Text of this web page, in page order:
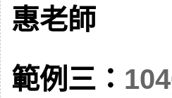
惠老師
範例三：